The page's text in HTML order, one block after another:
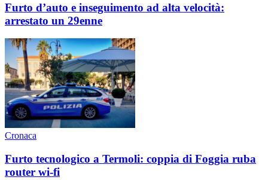
Furto d’auto e inseguimento ad alta velocità:
arrestato un 29enne
Cronaca
Furto tecnologico a Termoli: coppia di Foggia ruba
router wi-fi